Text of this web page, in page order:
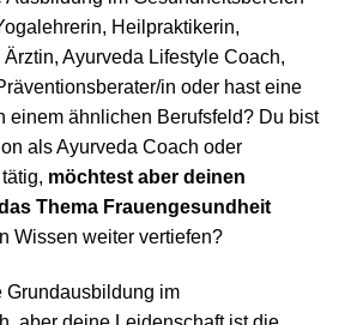
Heilpraktikerin,
Ayurveda Lifestyle Coach,
in oder hast eine
einem ähnlichen Berufsfeld? Du bist
als Ayurveda Coach oder
möchtest aber deinen
Thema Frauengesundheit
Wissen weiter vertiefen?
Grundausbildung im